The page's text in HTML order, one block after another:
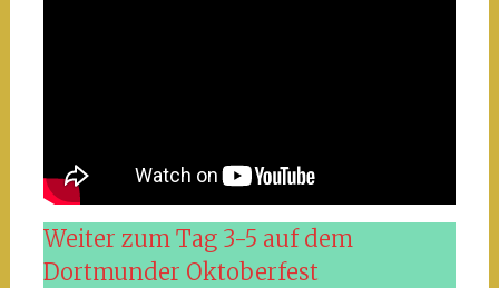
Weiter zum Tag 3-5 auf dem
Dortmunder Oktoberfest